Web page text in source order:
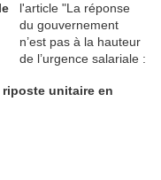
unitaire en